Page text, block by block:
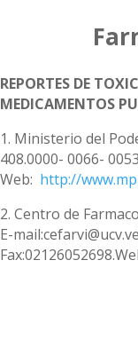
REPORTES DE
MEDICAMENTOS
1. Ministerio del
408.0000- 0066-
Web: http://
2. Centro de
E-